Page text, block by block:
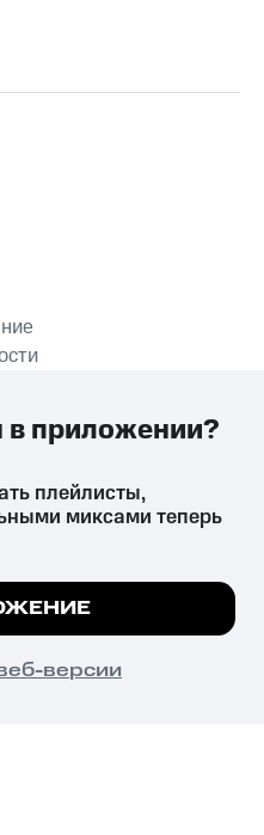
причиняет вред здоровью,
влечёт установленную
на сайте все
плейлисты,
миксами теперь
версии